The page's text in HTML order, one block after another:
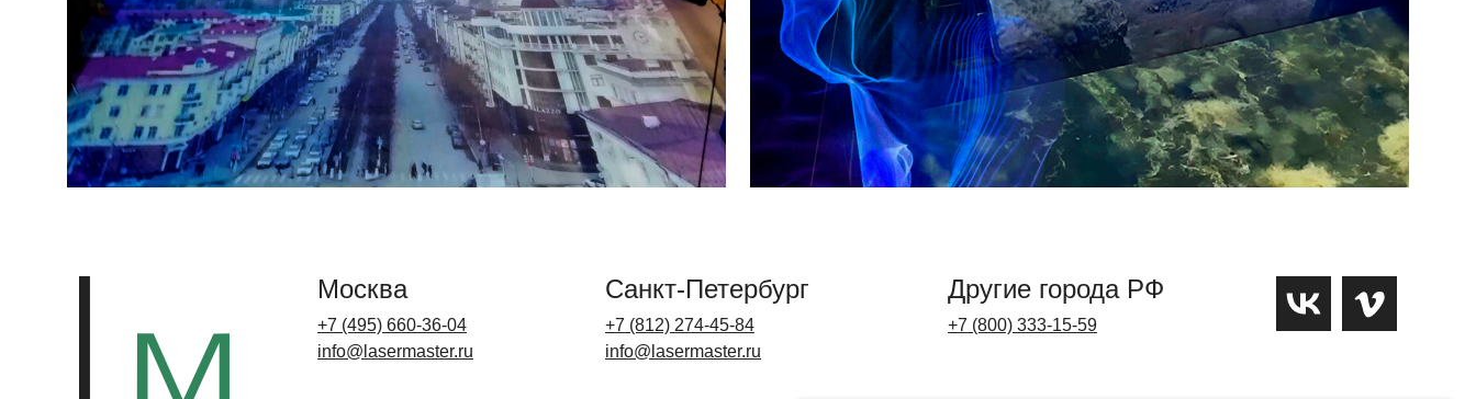
info@lasermaster.ru
info@lasermaster.ru
+7 (495) 660-36-04 +7 (812) 274-45-84 +7 (800) 333-15-59
Москва Санкт-Петербург Другие города РФ